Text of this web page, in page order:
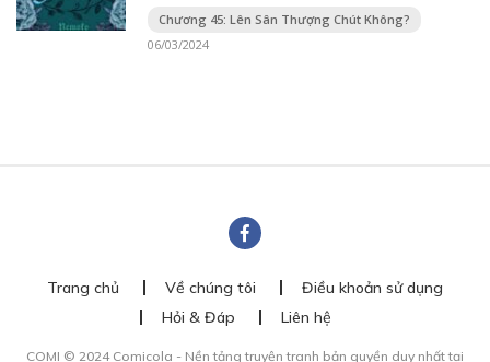
Chương 45: Lên Sân Thượng Chút Không?
06/03/2024
Trang chủ Về chúng tôi
Điều khoản sử dụng
Hỏi & Đáp
Liên hệ
COMI © 2024 Comicola - Nền tảng truyện tranh bản quyền duy nhất tại